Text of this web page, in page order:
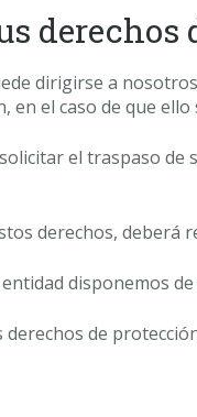
dirigirse a
en el caso de que
el traspaso de
derechos, deberá
disponemos
de